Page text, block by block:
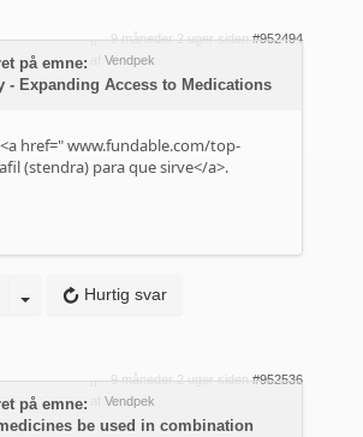
9 måneder 2 uger siden #952494
Vendpek
på emne:
- Expanding Access to Medications
href="www.fundable.com/top-
(stendra) para que sirve</a>.
Hurtig svar
9 måneder 2 uger siden #952536
Vendpek
på emne:
be used in combination